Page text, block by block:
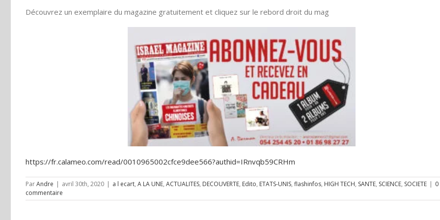
Découvrez un exemplaire du magazine gratuitement et cliquez sur le rebord droit du mag
https://fr.calameo.com/read/0010965002cfce9dee566?authid=IRnvqb59CRHm
ParAndre | avril 30th, 2020 | a l ecart, A LA UNE, ACTUALITES, DECOUVERTE, Edito, ETATS-UNIS, flashinfos, HIGH TECH, SANTE, SCIENCE, SOCIETE | 0
commentaire